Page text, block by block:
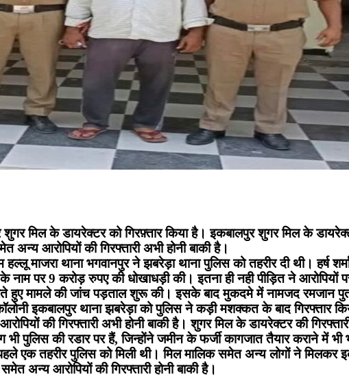
मिल के डायरेक्टर को गिरफ़्तार किया है। इकबालपुर शुगर मिल के
आरोपियों की गिरफ्तारी अभी होनी बाकी है।
हल्लू माजरा थाना भगवानपुर ने झबरेड़ा थाना पुलिस को तहरीर दी थी। हर्ष
पर 9 करोड़ रुपए की धोखाधड़ी की। इतना ही नही पीड़ित ने आरोपियों
मामले की जांच पड़ताल शुरू की। इसके बाद मुकदमे में नामजद रमजान पुत्र
इकबालपुर थाना झबरेड़ा को पुलिस ने कड़ी मशक्कत के बाद गिरफ्तार
की गिरफ्तारी अभी होनी बाकी है। शुगर मिल के डायरेक्टर की
पुलिस की रडार पर हैं, जिन्होंने जमीन के फर्जी कागजात तैयार कराने में भी
एक तहरीर पुलिस को मिली थी। मिल मालिक समेत अन्य लोगों ने
अन्य आरोपियों की गिरफ्तारी होनी बाकी है।